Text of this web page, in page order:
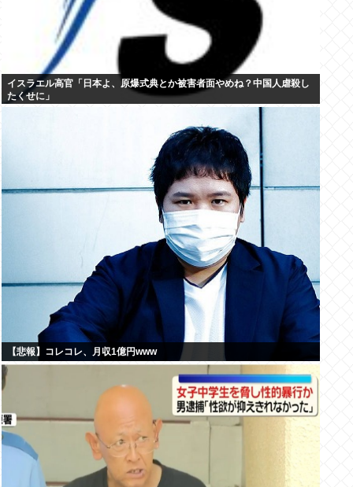
イスラエル高官「日本よ、原爆式典とか被害者面やめね？中国人虐殺し
たくせに」
【悲報】コレコレ、月収1億円www